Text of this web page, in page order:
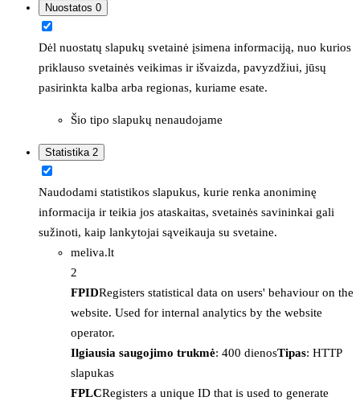
Nuostatos 0
Dėl nuostatų slapukų svetainė įsimena informaciją, nuo kurios
priklauso svetainės veikimas ir išvaizda, pavyzdžiui, jūsų
pasirinkta kalba arba regionas, kuriame esate.
Šio tipo slapukų nenaudojame
Statistika 2
Naudodami statistikos slapukus, kurie renka anoniminę
informacija ir teikia jos ataskaitas, svetainės savininkai gali
sužinoti, kaip lankytojai sąveikauja su svetaine.
meliva.lt
2
FPIDRegisters statistical data on users' behaviour on the
website. Used for internal analytics by the website
operator.
Ilgiausia saugojimo trukmė: 400 dienosTipas: HTTP
slapukas
FPLCRegisters a unique ID that is used to generate